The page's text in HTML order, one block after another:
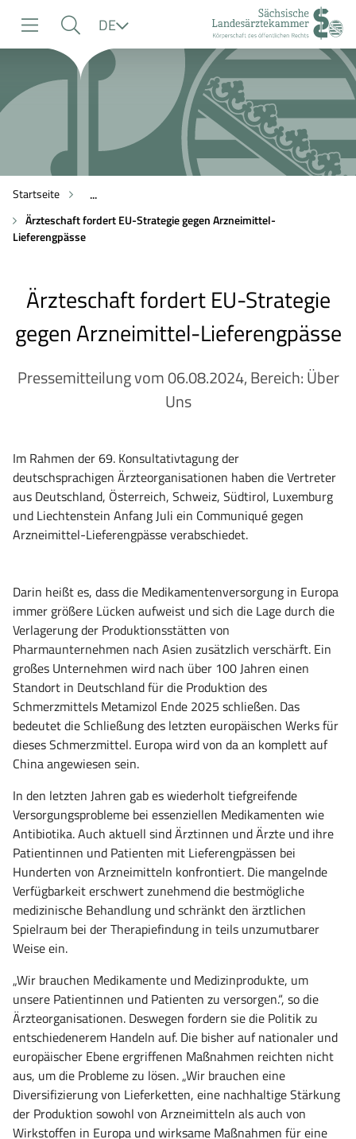
Navigation
Suche
Inhalt
DE
Startseite
...
Ärzteschaft fordert EU-Strategie gegen Arzneimittel-
Lieferengpässe
Ärzteschaft fordert EU-Strategie
gegen Arzneimittel-Lieferengpässe
Pressemitteilung vom 06.08.2024, Bereich: Über
Uns
Im Rahmen der 69. Konsultativtagung der
deutschsprachigen Ärzteorganisationen haben die Vertreter
aus Deutschland, Österreich, Schweiz, Südtirol, Luxemburg
und Liechtenstein Anfang Juli ein Communiqué gegen
Arzneimittel-Lieferengpässe verabschiedet.
Darin heißt es, dass die Medikamentenversorgung in Europa
immer größere Lücken aufweist und sich die Lage durch die
Verlagerung der Produktionsstätten von
Pharmaunternehmen nach Asien zusätzlich verschärft. Ein
großes Unternehmen wird nach über 100 Jahren einen
Standort in Deutschland für die Produktion des
Schmerzmittels Metamizol Ende 2025 schließen. Das
bedeutet die Schließung des letzten europäischen Werks für
dieses Schmerzmittel. Europa wird von da an komplett auf
China angewiesen sein.
In den letzten Jahren gab es wiederholt tiefgreifende
Versorgungsprobleme bei essenziellen Medikamenten wie
Antibiotika. Auch aktuell sind Ärztinnen und Ärzte und ihre
Patientinnen und Patienten mit Lieferengpässen bei
Hunderten von Arzneimitteln konfrontiert. Die mangelnde
Verfügbarkeit erschwert zunehmend die bestmögliche
medizinische Behandlung und schränkt den ärztlichen
Spielraum bei der Therapiefindung in teils unzumutbarer
Weise ein.
„Wir brauchen Medikamente und Medizinprodukte, um
unsere Patientinnen und Patienten zu versorgen.“, so die
Ärzteorganisationen. Deswegen fordern sie die Politik zu
entschiedenerem Handeln auf. Die bisher auf nationaler und
europäischer Ebene ergriffenen Maßnahmen reichten nicht
aus, um die Probleme zu lösen. „Wir brauchen eine
Diversifizierung von Lieferketten, eine nachhaltige Stärkung
der Produktion sowohl von Arzneimitteln als auch von
Wirkstoffen in Europa und wirksame Maßnahmen für eine